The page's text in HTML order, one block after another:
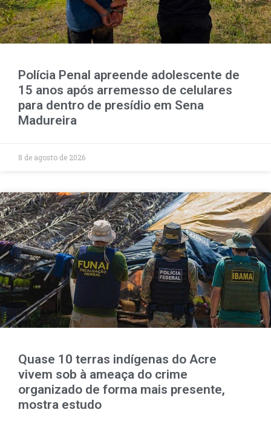
Polícia Penal apreende adolescente de
15 anos após arremesso de celulares
para dentro de presídio em Sena
Madureira
8 de agosto de 2026
Quase 10 terras indígenas do Acre
vivem sob à ameaça do crime
organizado de forma mais presente,
mostra estudo